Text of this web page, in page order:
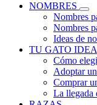
NOMBRES
Nombres
Nombres
Ideas de
TU GATO
Cómo
Adoptar
Comprar
La llegada